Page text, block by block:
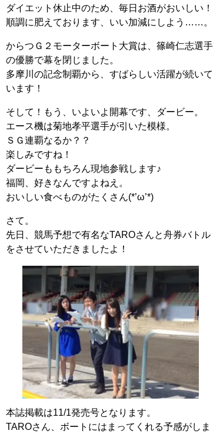
ダイエット休止中のため、毎日お酒がおいしい！
順調に肥えております、いい加減にしよう……。
からつＧ２モーターボート大賞は、篠崎仁志選手
の優勝で幕を閉じました。
多摩川の記念制覇から、すばらしい活躍が続いて
います！
そして！もう、いよいよ開幕です、ダービー。
エース機は菊地孝平選手が引いた模様。
ＳＧ連覇なるか？？
楽しみですね！
ダービーももちろん現地参戦します♪
福岡、好きなんですよねえ。
おいしい食べものがたくさん(*’ω’*)
さて。
先日、競馬予想で有名なTAROさんと舟券バトル
をさせていただきましたよ！
本誌掲載は11/1発売号となります。
TAROさん、ボートにはまってくれる予感がしま